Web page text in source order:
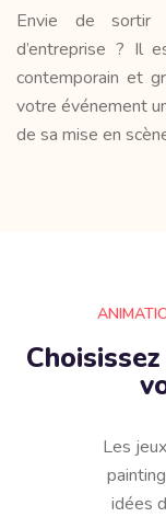
Envie de sortir
d’entreprise ? Il
contemporain et
votre événement
de sa mise en
Les
idées